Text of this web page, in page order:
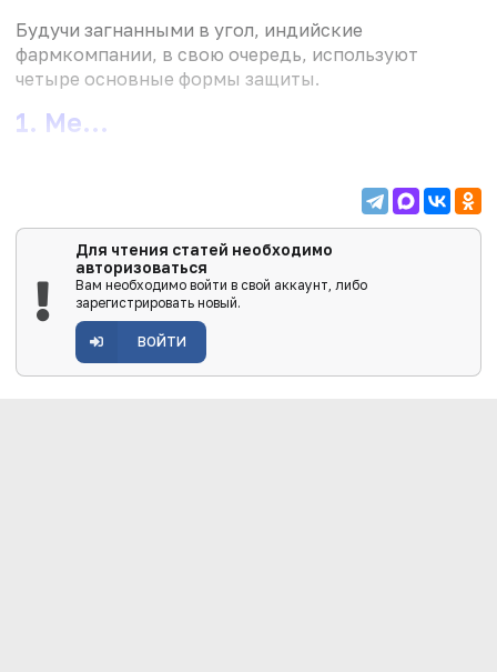
Будучи загнанными в угол, индийские
фармкомпании, в свою очередь, используют
четыре основные формы защиты.
1. Ме...
Для чтения статей необходимо
авторизоваться
Вам необходимо войти в свой аккаунт, либо
зарегистрировать новый.
ВОЙТИ